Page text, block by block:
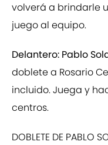
volverá a brindarle
juego al equipo.
Delantero: Pablo
doblete a Rosario
incluido. Juega y
centros.
DOBLETE DE PABLO